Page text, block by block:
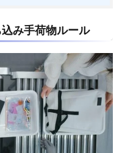
み手荷物ルール